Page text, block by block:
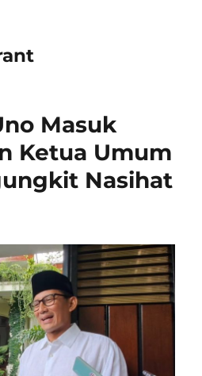
Masuk
Ketua Umum
Nasihat